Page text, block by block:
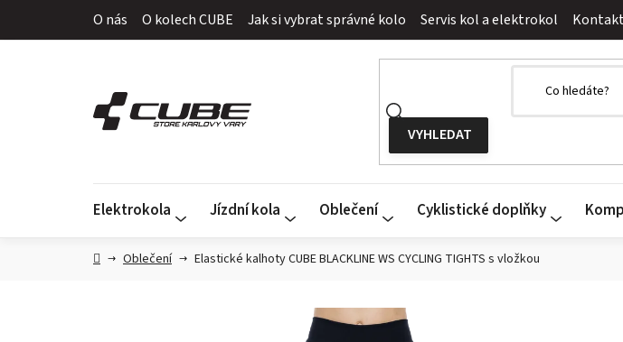
O nás O kolech CUBE Jak si vybrat správné kolo Servis kol a elektrokol
Elektrokola Jízdní kola Oblečení Cyklistické doplňky
DomůOblečení Elastické kalhoty CUBE BLACKLINE WS CYCLING TIGHTS s vložkou